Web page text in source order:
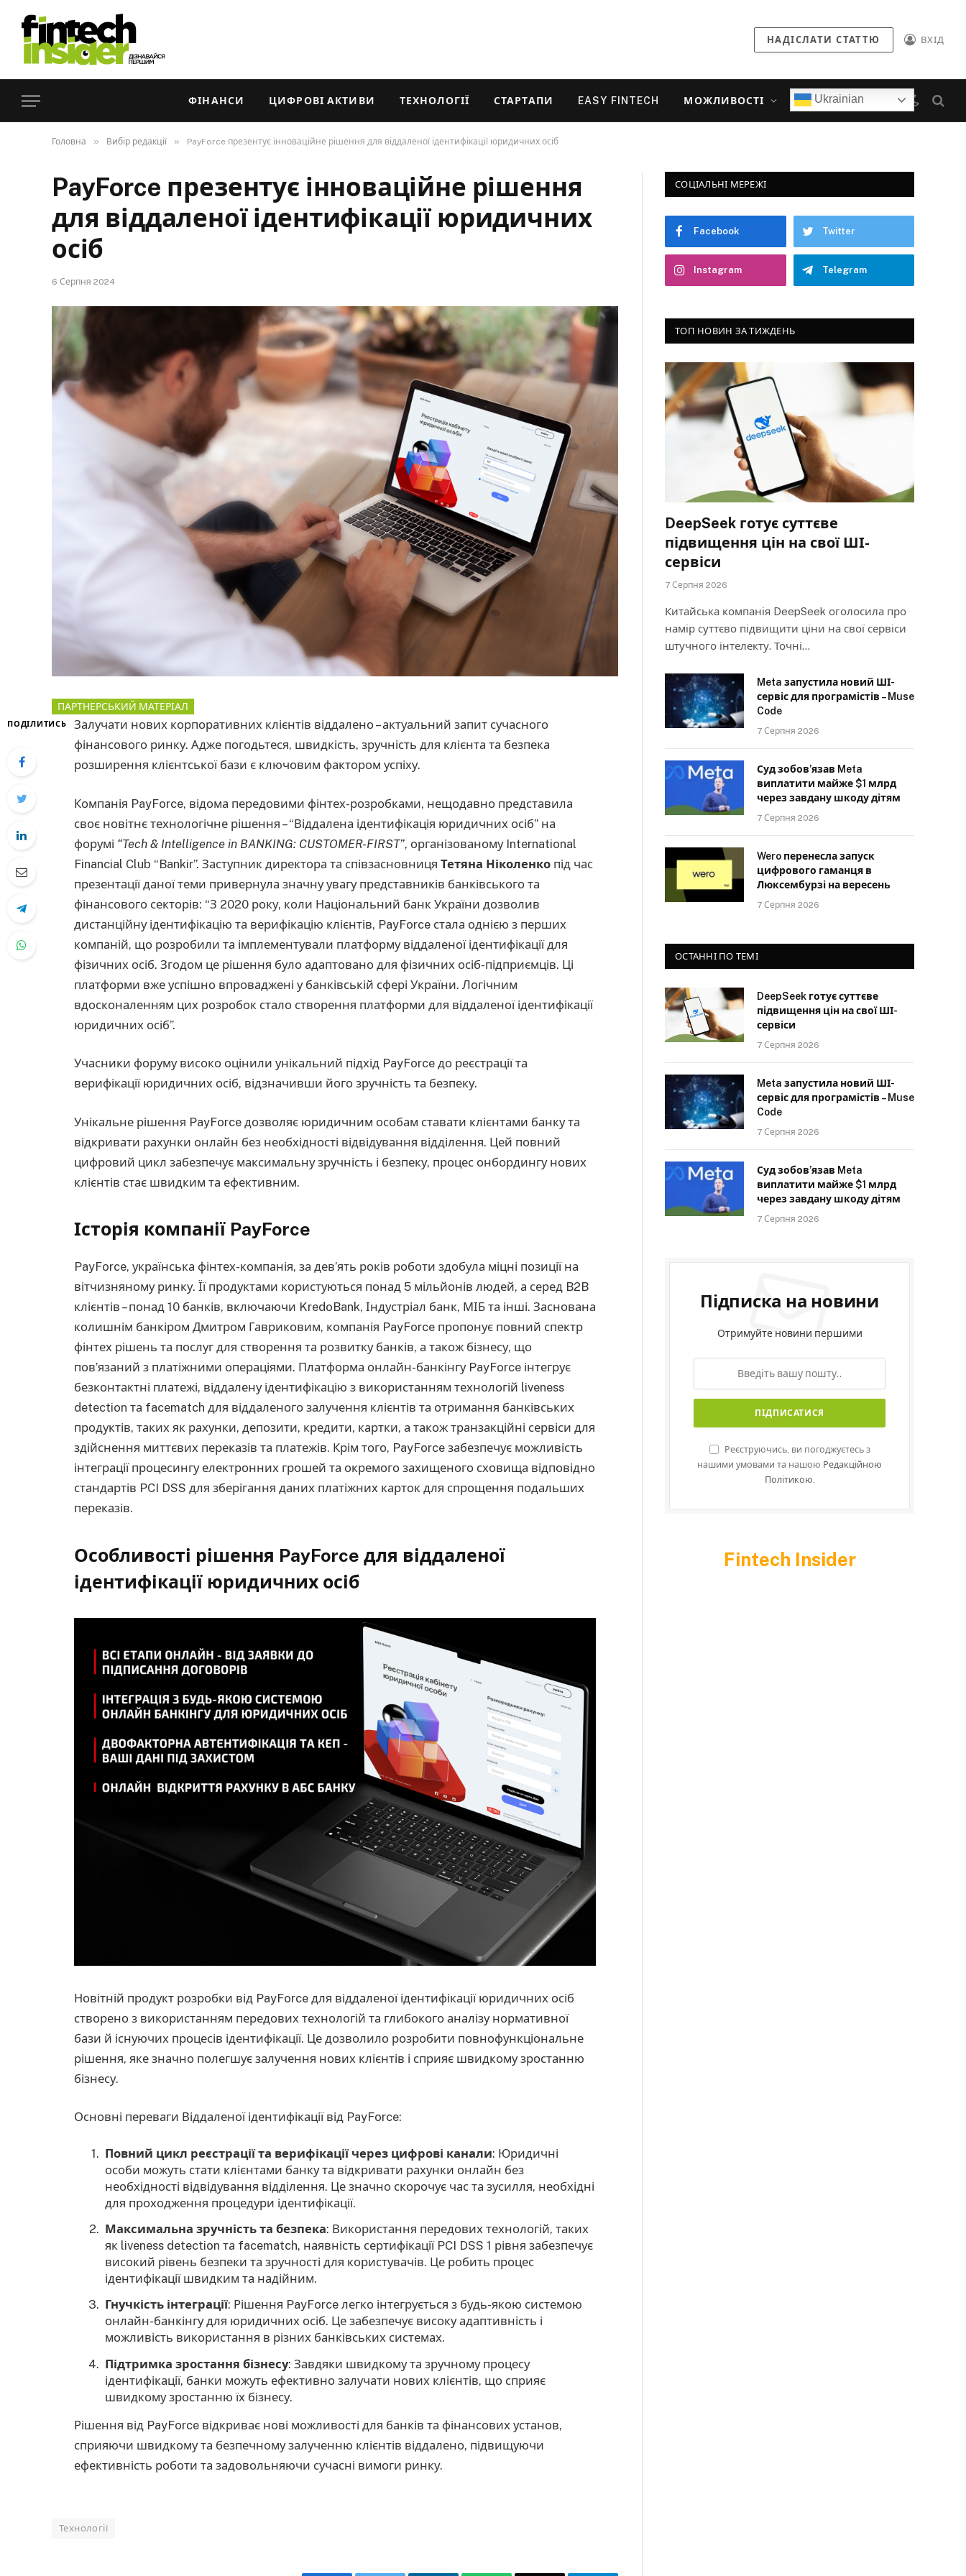
НАДІСЛАТИ СТАТТЮ ВХІД
ФІНАНСИ ЦИФРОВІ АКТИВИ ТЕХНОЛОГІЇ СТАРТАПИ EASY FINTECH МОЖЛИВОСТІ Ukrainian
Головна » Вибір редакції » PayForce презентує інноваційне рішення для віддаленої ідентифікації юридичних осіб
PayForce презентує інноваційне рішення
для віддаленої ідентифікації юридичних
осіб
6 Серпня 2024
ПАРТНЕРСЬКИЙ МАТЕРІАЛ
ПОДІЛИТИСЬ
Залучати нових корпоративних клієнтів віддалено – актуальний запит сучасного
фінансового ринку. Адже погодьтеся, швидкість, зручність для клієнта та безпека
розширення клієнтської бази є ключовим фактором успіху.
Компанія PayForce, відома передовими фінтех-розробками, нещодавно представила
своє новітнє технологічне рішення – “Віддалена ідентифікація юридичних осіб” на
форумі “Tech & Intelligence in BANKING: CUSTOMER-FIRST”, організованому International
Financial Club “Bankir”. Заступник директора та співзасновниця Тетяна Ніколенко під час
презентації даної теми привернула значну увагу представників банківського та
фінансового секторів: “З 2020 року, коли Національний банк України дозволив
дистанційну ідентифікацію та верифікацію клієнтів, PayForce стала однією з перших
компаній, що розробили та імплементували платформу віддаленої ідентифікації для
фізичних осіб. Згодом це рішення було адаптовано для фізичних осіб-підприємців. Ці
платформи вже успішно впроваджені у банківській сфері України. Логічним
вдосконаленням цих розробок стало створення платформи для віддаленої ідентифікації
юридичних осіб”.
Учасники форуму високо оцінили унікальний підхід PayForce до реєстрації та
верифікації юридичних осіб, відзначивши його зручність та безпеку.
Унікальне рішення PayForce дозволяє юридичним особам ставати клієнтами банку та
відкривати рахунки онлайн без необхідності відвідування відділення. Цей повний
цифровий цикл забезпечує максимальну зручність і безпеку, процес онбордингу нових
клієнтів стає швидким та ефективним.
Історія компанії PayForce
PayForce, українська фінтех-компанія, за дев’ять років роботи здобула міцні позиції на
вітчизняному ринку. Її продуктами користуються понад 5 мільйонів людей, а серед B2B
клієнтів – понад 10 банків, включаючи KredoBank, Індустріал банк, МІБ та інші. Заснована
колишнім банкіром Дмитром Гавриковим, компанія PayForce пропонує повний спектр
фінтех рішень та послуг для створення та розвитку банків, а також бізнесу, що
пов’язаний з платіжними операціями. Платформа онлайн-банкінгу PayForce інтегрує
безконтактні платежі, віддалену ідентифікацію з використанням технологій liveness
detection та facematch для віддаленого залучення клієнтів та отримання банківських
продуктів, таких як рахунки, депозити, кредити, картки, а також транзакційні сервіси для
здійснення миттєвих переказів та платежів. Крім того, PayForce забезпечує можливість
інтеграції процесингу електронних грошей та окремого захищеного сховища відповідно
стандартів PCI DSS для зберігання даних платіжних карток для спрощення подальших
переказів.
Особливості рішення PayForce для віддаленої
ідентифікації юридичних осіб
Новітній продукт розробки від PayForce для віддаленої ідентифікації юридичних осіб
створено з використанням передових технологій та глибокого аналізу нормативної
бази й існуючих процесів ідентифікації. Це дозволило розробити повнофункціональне
рішення, яке значно полегшує залучення нових клієнтів і сприяє швидкому зростанню
бізнесу.
Основні переваги Віддаленої ідентифікації від PayForce:
Повний цикл реєстрації та верифікації через цифрові канали: Юридичні
особи можуть стати клієнтами банку та відкривати рахунки онлайн без
необхідності відвідування відділення. Це значно скорочує час та зусилля, необхідні
для проходження процедури ідентифікації.
Максимальна зручність та безпека: Використання передових технологій, таких
як liveness detection та facematch, наявність сертифікації PCI DSS 1 рівня забезпечує
високий рівень безпеки та зручності для користувачів. Це робить процес
ідентифікації швидким та надійним.
Гнучкість інтеграції: Рішення PayForce легко інтегрується з будь-якою системою
онлайн-банкінгу для юридичних осіб. Це забезпечує високу адаптивність і
можливість використання в різних банківських системах.
Підтримка зростання бізнесу: Завдяки швидкому та зручному процесу
ідентифікації, банки можуть ефективно залучати нових клієнтів, що сприяє
швидкому зростанню їх бізнесу.
Рішення від PayForce відкриває нові можливості для банків та фінансових установ,
сприяючи швидкому та безпечному залученню клієнтів віддалено, підвищуючи
ефективність роботи та задовольняючи сучасні вимоги ринку.
Технології
СОЦІАЛЬНІ МЕРЕЖІ
Facebook Twitter
Instagram Telegram
ТОП НОВИН ЗА ТИЖДЕНЬ
DeepSeek готує суттєве
підвищення цін на свої ШІ-
сервіси
7 Серпня 2026
Китайська компанія DeepSeek оголосила про
намір суттєво підвищити ціни на свої сервіси
штучного інтелекту. Точні…
Meta запустила новий ШІ-
сервіс для програмістів – Muse
Code
7 Серпня 2026
Суд зобов’язав Meta
виплатити майже $1 млрд
через завдану шкоду дітям
7 Серпня 2026
Wero перенесла запуск
цифрового гаманця в
Люксембурзі на вересень
7 Серпня 2026
ОСТАННІ ПО ТЕМІ
DeepSeek готує суттєве
підвищення цін на свої ШІ-
сервіси
7 Серпня 2026
Meta запустила новий ШІ-
сервіс для програмістів – Muse
Code
7 Серпня 2026
Суд зобов’язав Meta
виплатити майже $1 млрд
через завдану шкоду дітям
7 Серпня 2026
Підписка на новини
Отримуйте новини першими
Реєструючись, ви погоджуєтесь з
нашими умовами та нашою Редакційною
Політикою.
Fintech Insider